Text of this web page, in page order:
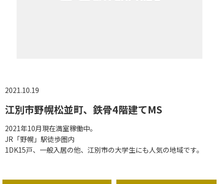
2021.10.19
江別市野幌松並町、鉄骨4階建てMS
2021年10月現在満室稼働中。
JR「野幌」駅徒歩圏内
1DK15戸、一般入居の他、江別市の大学生にも人気の地域です。